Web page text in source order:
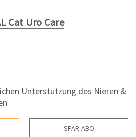
Cat Uro Care
Unterstützung des Nieren &
SPAR-ABO